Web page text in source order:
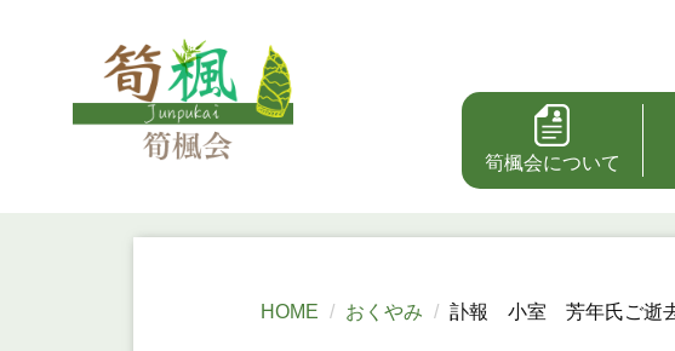
筍楓会について
HOME おくやみ 訃報 小室 芳年氏ご逝